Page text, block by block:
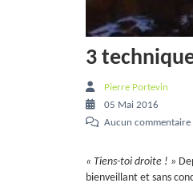
3
Pierre Portevin
05 Mai 2016
Aucun commentaire
« Tiens-toi droite ! »
bienveillant et sans